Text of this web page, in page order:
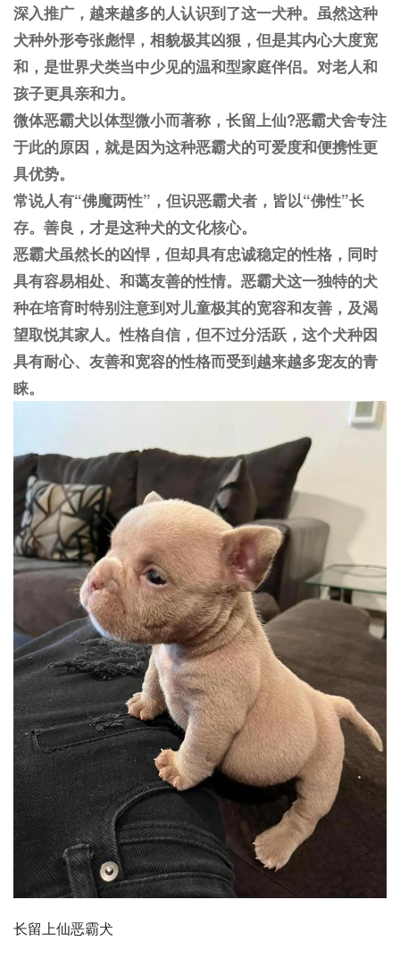
深入推广，越来越多的人认识到了这一犬种。虽然这种
犬种外形夸张彪悍，相貌极其凶狠，但是其内心大度宽
和，是世界犬类当中少见的温和型家庭伴侣。对老人和
孩子更具亲和力。
微体恶霸犬以体型微小而著称，长留上仙?恶霸犬舍专注
于此的原因，就是因为这种恶霸犬的可爱度和便携性更
具优势。
常说人有“佛魔两性”，但识恶霸犬者，皆以“佛性”长
存。善良，才是这种犬的文化核心。
恶霸犬虽然长的凶悍，但却具有忠诚稳定的性格，同时
具有容易相处、和蔼友善的性情。恶霸犬这一独特的犬
种在培育时特别注意到对儿童极其的宽容和友善，及渴
望取悦其家人。性格自信，但不过分活跃，这个犬种因
具有耐心、友善和宽容的性格而受到越来越多宠友的青
睐。
长留上仙恶霸犬